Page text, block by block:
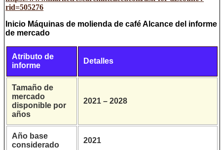
rid=505276
Inicio Máquinas de molienda de café Alcance del informe
de mercado
Atributo de
informe
Detalles
Tamaño de
mercado
disponible por
años
2021 – 2028
Año base
considerado
2021